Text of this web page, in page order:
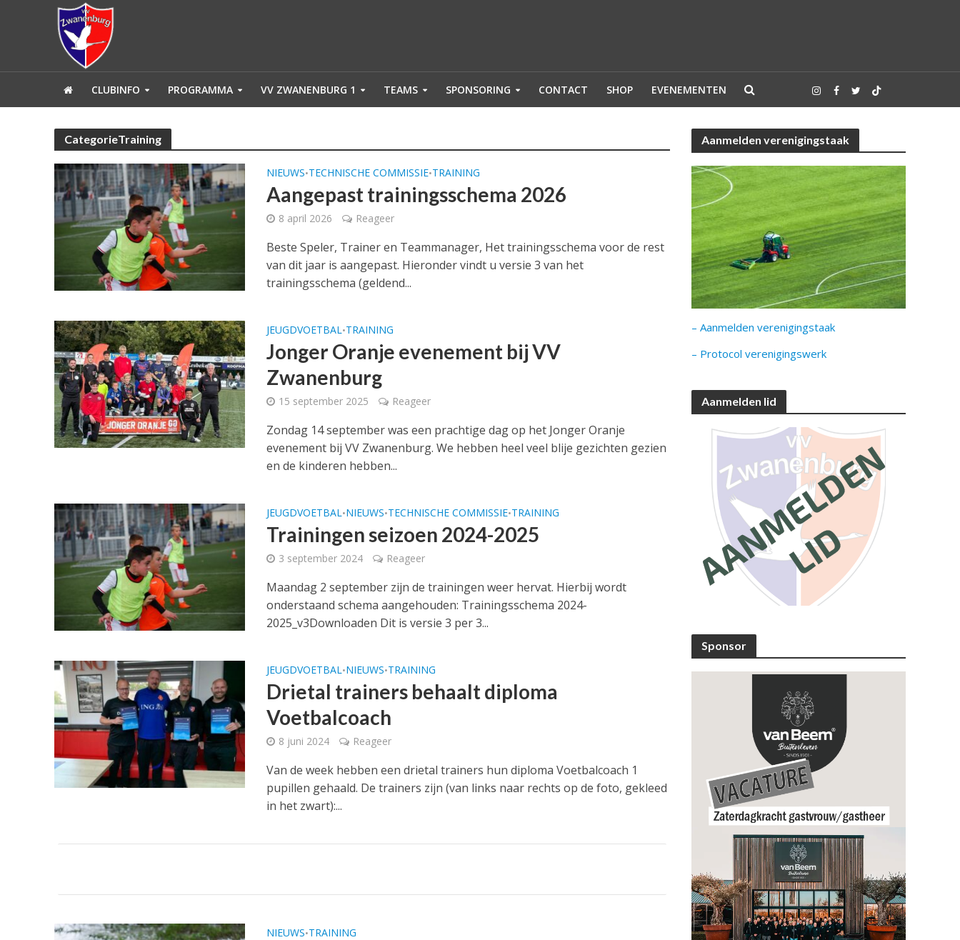
CLUBINFO PROGRAMMA VV ZWANENBURG 1 TEAMS SPONSORING CONTACT SHOP EVENEMENTEN
CategorieTraining
NIEUWS•TECHNISCHE COMMISSIE•TRAINING
Aangepast trainingsschema 2026
8 april 2026 Reageer
Beste Speler, Trainer en Teammanager, Het trainingsschema voor de rest
van dit jaar is aangepast. Hieronder vindt u versie 3 van het
trainingsschema (geldend...
JEUGDVOETBAL•TRAINING
Jonger Oranje evenement bij VV
Zwanenburg
15 september 2025 Reageer
Zondag 14 september was een prachtige dag op het Jonger Oranje
evenement bij VV Zwanenburg. We hebben heel veel blije gezichten gezien
en de kinderen hebben...
JEUGDVOETBAL•NIEUWS•TECHNISCHE COMMISSIE•TRAINING
Trainingen seizoen 2024-2025
3 september 2024 Reageer
Maandag 2 september zijn de trainingen weer hervat. Hierbij wordt
onderstaand schema aangehouden: Trainingsschema 2024-
2025_v3Downloaden Dit is versie 3 per 3...
JEUGDVOETBAL•NIEUWS•TRAINING
Drietal trainers behaalt diploma
Voetbalcoach
8 juni 2024 Reageer
Van de week hebben een drietal trainers hun diploma Voetbalcoach 1
pupillen gehaald. De trainers zijn (van links naar rechts op de foto, gekleed
in het zwart):...
NIEUWS•TRAINING
Aanmelden verenigingstaak
– Aanmelden verenigingstaak
– Protocol verenigingswerk
Aanmelden lid
Sponsor